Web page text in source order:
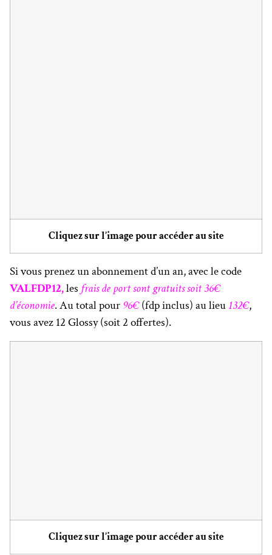
Cliquez sur l’image pour accéder au site
Si vous prenez un abonnement d’un an, avec le code
VALFDP12,les frais de port sont gratuits soit 36€
d’économie. Au total pour 96€(fdp inclus) au lieu 132€,
vous avez 12 Glossy (soit 2 offertes).
Cliquez sur l’image pour accéder au site